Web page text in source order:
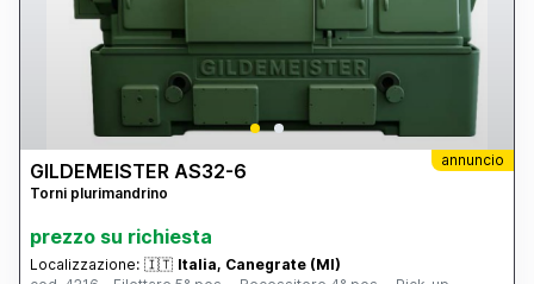
annuncio
GILDEMEISTER AS32-6
Torni plurimandrino
prezzo su richiesta
Localizzazione: 🇮🇹 Italia, Canegrate (MI)